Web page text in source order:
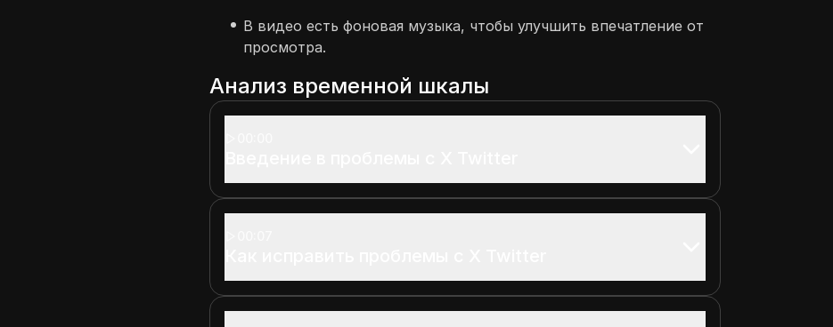
В видео есть фоновая музыка, чтобы улучшить впечатление от
просмотра.
Анализ временной шкалы